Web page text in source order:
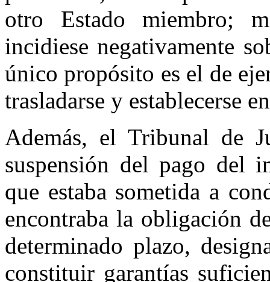
otro Estado miembro;
incidiese negativamente
único propósito es el de
trasladarse y establecerse
Además, el Tribunal de
suspensión del pago del
que estaba sometida a
encontraba la obligación
determinado plazo,
constituir garantías